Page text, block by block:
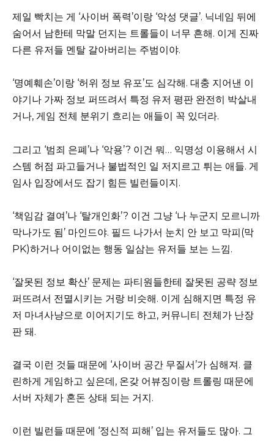
제일 빡치는 게 ‘사이버 폭력’이랑 ‘악성 댓글’. 닉네임 뒤에
숨어서 남한테 막말 던지는 트롤들이 너무 흔해. 이게 진짜
다른 유저들 멘탈 갈아버리는 주범이야.
‘명예훼손’이랑 ‘허위 정보 유포’도 심각해. 대충 지어낸 이
야기나 가짜 정보 퍼뜨려서 특정 유저 평판 완전히 박살내
거나, 게임 전체 분위기 흐리는 애들이 꼭 있더라.
그리고 ‘범죄 은폐’나 ‘악용’? 이건 뭐… 익명성 이용해서 시
스템 허점 파고들거나 불법적인 일 저지르고 튀는 애들. 게
임사 입장에서도 잡기 힘든 빌런들이지.
‘책임감 결여’나 ‘탈개인화’? 이건 그냥 ‘나 누군지 모르니까
막나가도 됨’ 마인드야. 필드 나가서 눈치 안 보고 막피(막
PK)하거나 어이없는 행동 일삼는 유저들 보는 느낌.
‘잘못된 정보 확산’ 문제는 파티원들한테 잘못된 공략 정보
퍼뜨려서 전멸시키는 거랑 비슷해. 이게 심해지면 특정 유
저 마녀사냥으로 이어지기도 하고, 커뮤니티 전체가 난장
판 돼.
결국 이런 것들 때문에 ‘사이버 공간 무질서’가 심해져. 클
린하게 게임하고 싶은데, 온갖 어뷰징이랑 트롤링 때문에
서버 자체가 혼돈 상태 되는 거지.
이런 빌런들 때문에 ‘정신적 피해’ 입는 유저들도 많아. 그